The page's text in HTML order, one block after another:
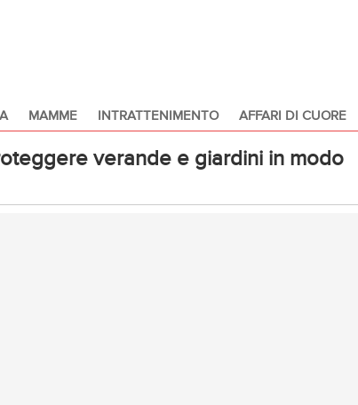
MAMME INTRATTENIMENTO AFFARI DI CUORE
verande e giardini in modo